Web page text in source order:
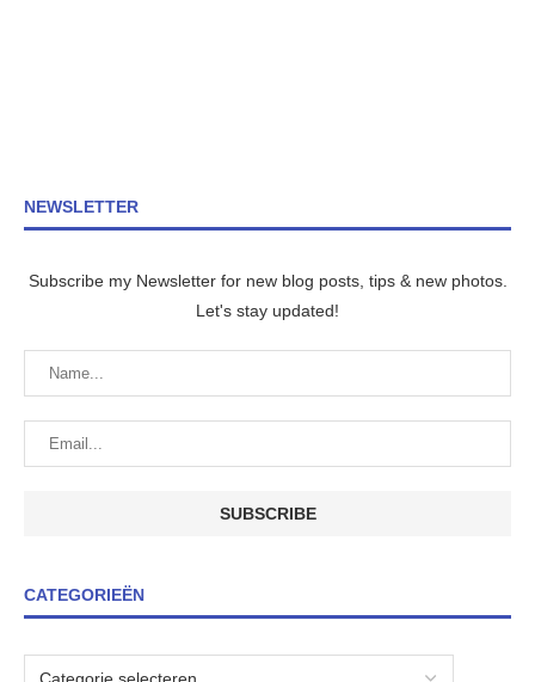
NEWSLETTER
Subscribe my Newsletter for new blog posts, tips & new photos.
Let's stay updated!
CATEGORIEËN